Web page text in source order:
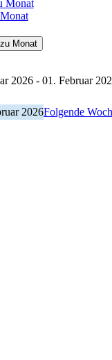
Monat
2026 - 01. Februar
2026Folgende